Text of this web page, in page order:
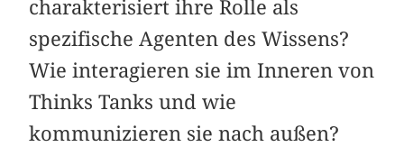
charakterisiert ihre Rolle als
spezifische Agenten des Wissens?
Wie interagieren sie im Inneren von
Thinks Tanks und wie
kommunizieren sie nach außen?